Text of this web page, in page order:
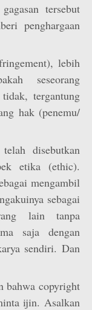
tersebut
penghargaan
lebih
seseorang
tergantung
hak (penemu/
disebutkan
etika (ethic).
mengambil
sebagai
lain tanpa
saja dengan
sendiri. Dan
bahwa copyright
ijin. Asalkan